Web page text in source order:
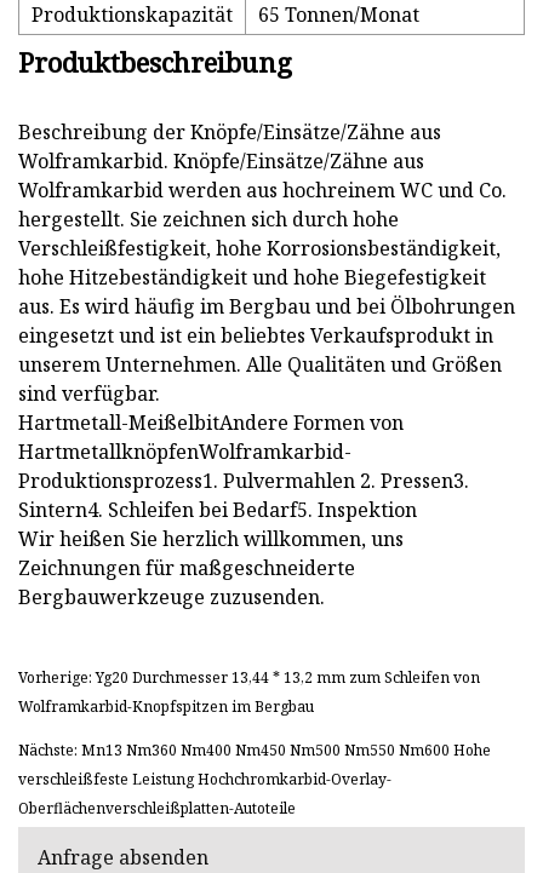
Produktionskapazität
65 Tonnen/Monat
Produktbeschreibung
Beschreibung der Knöpfe/Einsätze/Zähne aus
Wolframkarbid. Knöpfe/Einsätze/Zähne aus
Wolframkarbid werden aus hochreinem WC und Co.
hergestellt. Sie zeichnen sich durch hohe
Verschleißfestigkeit, hohe Korrosionsbeständigkeit,
hohe Hitzebeständigkeit und hohe Biegefestigkeit
aus. Es wird häufig im Bergbau und bei Ölbohrungen
eingesetzt und ist ein beliebtes Verkaufsprodukt in
unserem Unternehmen. Alle Qualitäten und Größen
sind verfügbar.
Hartmetall-MeißelbitAndere Formen von
HartmetallknöpfenWolframkarbid-
Produktionsprozess1. Pulvermahlen 2. Pressen3.
Sintern4. Schleifen bei Bedarf5. Inspektion
Wir heißen Sie herzlich willkommen, uns
Zeichnungen für maßgeschneiderte
Bergbauwerkzeuge zuzusenden.
Vorherige: Yg20 Durchmesser 13,44 * 13,2 mm zum Schleifen von
Wolframkarbid-Knopfspitzen im Bergbau
Nächste: Mn13 Nm360 Nm400 Nm450 Nm500 Nm550 Nm600 Hohe
verschleißfeste Leistung Hochchromkarbid-Overlay-
Oberflächenverschleißplatten-Autoteile
Anfrage absenden